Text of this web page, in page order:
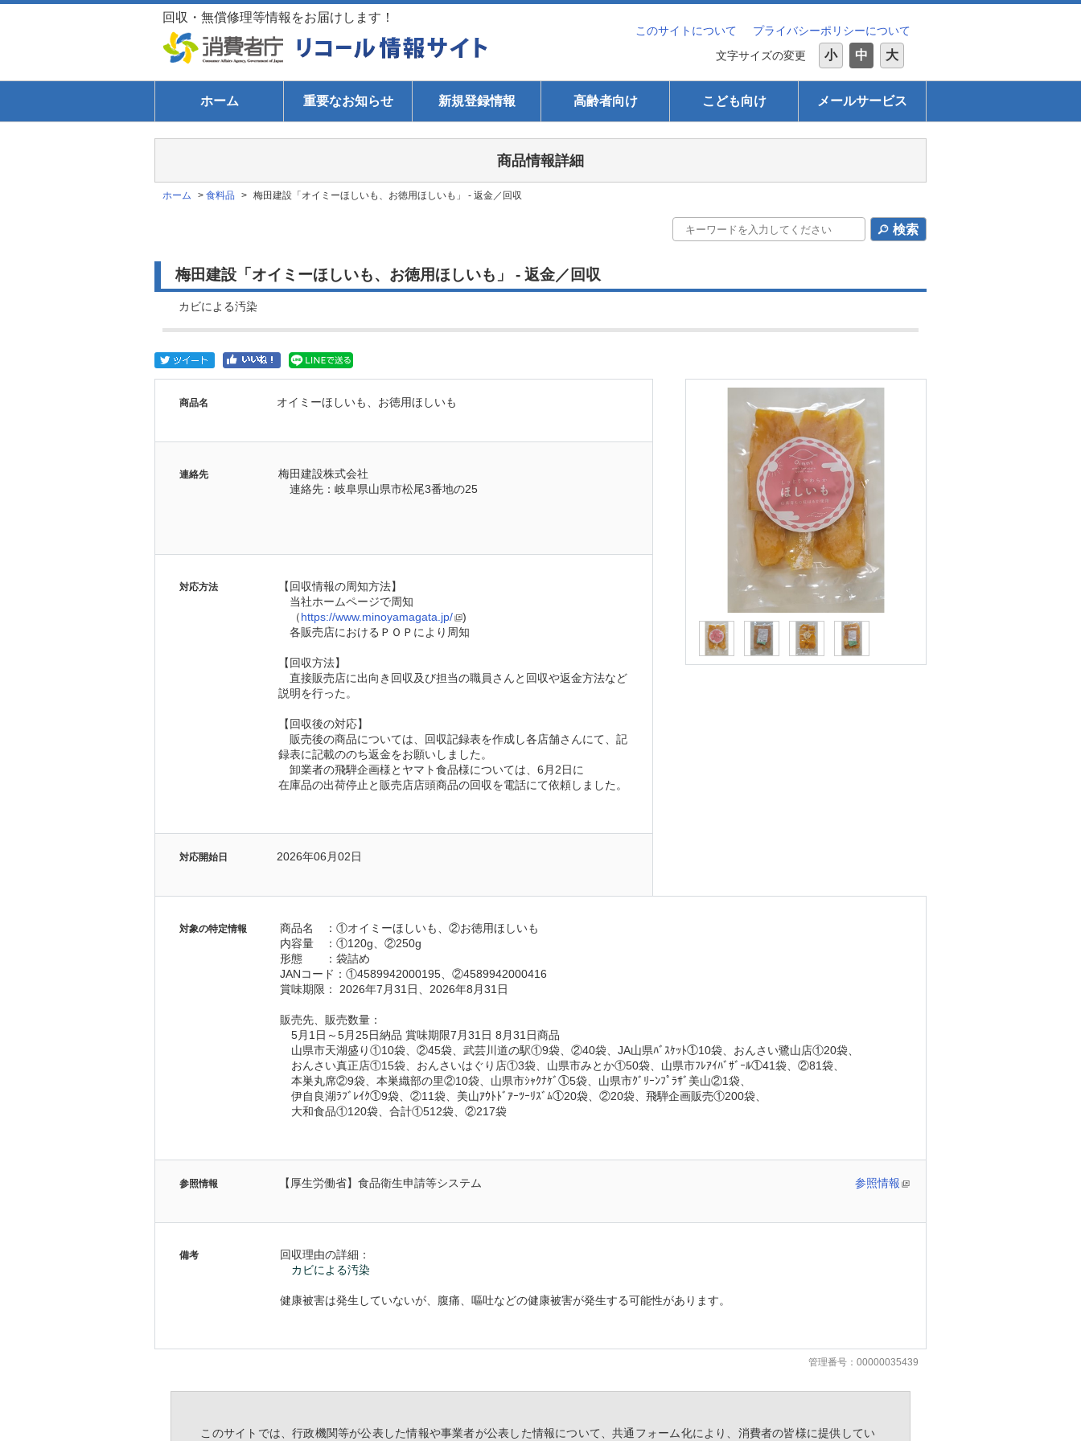
回収・無償修理等情報をお届けします！
このサイトについて
プライバシーポリシーについて
文字サイズの変更
小 中 大
ホーム 重要なお知らせ 新規登録情報 高齢者向け こども向け メールサービス
商品情報詳細
ホーム > 食料品 > 梅田建設「オイミーほしいも、お徳用ほしいも」 - 返金／回収
検索
梅田建設「オイミーほしいも、お徳用ほしいも」 - 返金／回収
カビによる汚染
商品名 オイミーほしいも、お徳用ほしいも
連絡先
梅田建設株式会社
連絡先：岐阜県山県市松尾3番地の25
対応方法
【回収情報の周知方法】
当社ホームページで周知
（https://www.minoyamagata.jp/
)
各販売店におけるＰＯＰにより周知
【回収方法】
直接販売店に出向き回収及び担当の職員さんと回収や返金方法など
説明を行った。
【回収後の対応】
販売後の商品については、回収記録表を作成し各店舗さんにて、記
録表に記載ののち返金をお願いしました。
卸業者の飛騨企画様とヤマト食品様については、6月2日に
在庫品の出荷停止と販売店店頭商品の回収を電話にて依頼しました。
対応開始日 2026年06月02日
対象の特定情報
商品名　：①オイミーほしいも、②お徳用ほしいも
内容量　：①120g、②250g
形態　　：袋詰め
JANコード：①4589942000195、②4589942000416
賞味期限： 2026年7月31日、2026年8月31日
販売先、販売数量：
5月1日～5月25日納品 賞味期限7月31日 8月31日商品
山県市天湖盛り①10袋、②45袋、武芸川道の駅①9袋、②40袋、JA山県ﾊﾞｽｹｯﾄ①10袋、おんさい鷺山店①20袋、
おんさい真正店①15袋、おんさいはぐり店①3袋、山県市みとか①50袋、山県市ﾌﾚｱｲﾊﾞｻﾞｰﾙ①41袋、②81袋、
本巣丸席②9袋、本巣織部の里②10袋、山県市ｼｬｸﾅｹﾞ①5袋、山県市ｸﾞﾘｰﾝﾌﾟﾗｻﾞ美山②1袋、
伊自良湖ﾗﾌﾞﾚｲｸ①9袋、②11袋、美山ｱｳﾄﾄﾞｱｰﾂｰﾘｽﾞﾑ①20袋、②20袋、飛騨企画販売①200袋、
大和食品①120袋、合計①512袋、②217袋
参照情報 【厚生労働省】食品衛生申請等システム 参照情報
備考
回収理由の詳細：
カビによる汚染
健康被害は発生していないが、腹痛、嘔吐などの健康被害が発生する可能性があります。
管理番号：00000035439
このサイトでは、行政機関等が公表した情報や事業者が公表した情報について、共通フォーム化により、消費者の皆様に提供してい